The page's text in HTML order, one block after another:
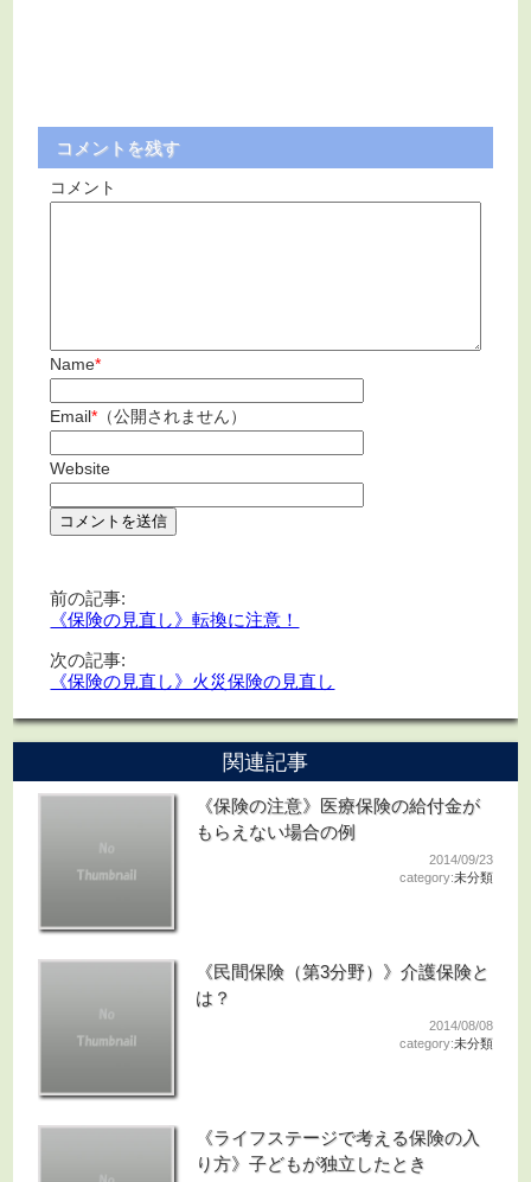
コメントを残す
コメント
Name*
Email* （公開されません）
Website
前の記事:
《保険の見直し》転換に注意！
次の記事:
《保険の見直し》火災保険の見直し
関連記事
《保険の注意》医療保険の給付金が
もらえない場合の例
2014/09/23
category:未分類
《民間保険（第3分野）》介護保険と
は？
2014/08/08
category:未分類
《ライフステージで考える保険の入
り方》子どもが独立したとき